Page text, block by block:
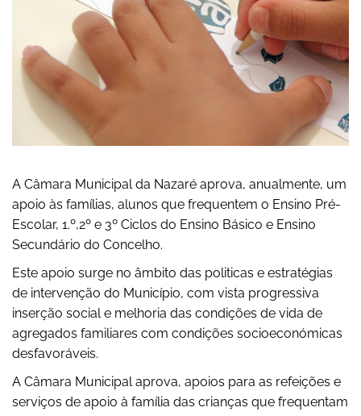
A Câmara Municipal da Nazaré aprova, anualmente, um
apoio às famílias, alunos que frequentem o Ensino Pré-
Escolar, 1.º,2º e 3º Ciclos do Ensino Básico e Ensino
Secundário do Concelho.
Este apoio surge no âmbito das politicas e estratégias
de intervenção do Município, com vista progressiva
inserção social e melhoria das condições de vida de
agregados familiares com condições socioeconómicas
desfavoráveis.
A Câmara Municipal aprova, apoios para as refeições e
serviços de apoio à família das crianças que frequentam